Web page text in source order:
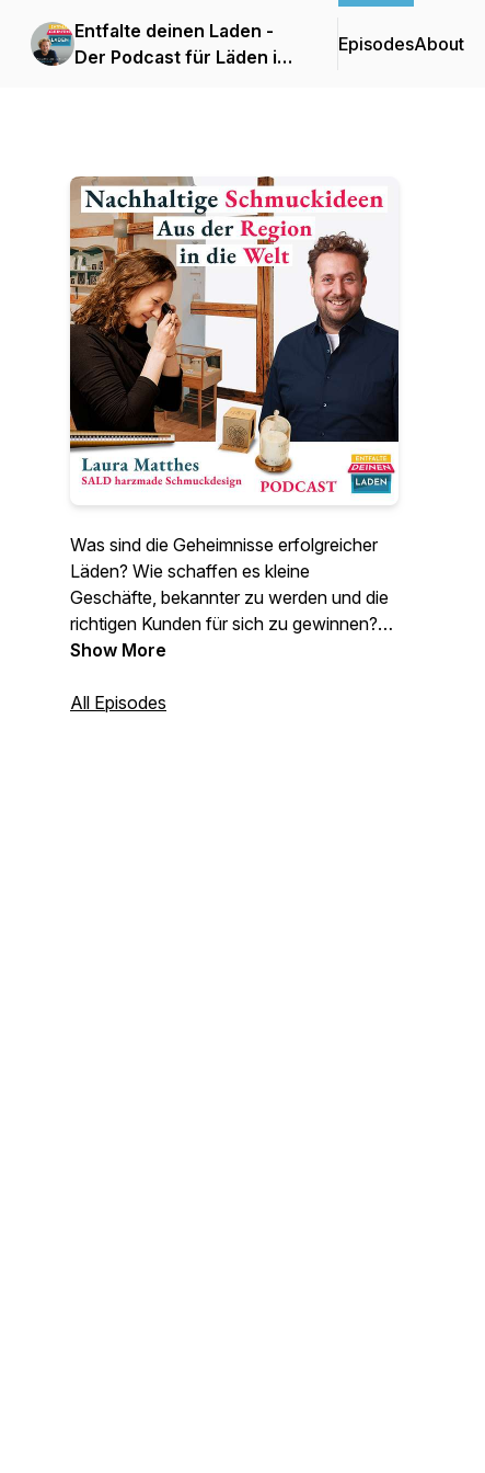
Entfalte deinen Laden -
Der Podcast für Läden im
EpisodesAbout
Was sind die Geheimnisse erfolgreicher
Läden? Wie schaffen es kleine
Geschäfte, bekannter zu werden und die
richtigen Kunden für sich zu gewinnen?
Jede Woche spreche ich im Entfalte
Ladeninhaber*innen von lokalen Läden
Show More
All Episodes